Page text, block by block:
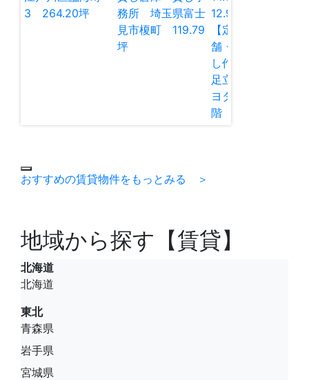
3 264.20坪
務所 埼玉県富士
見市榎町 119.79
坪
12.98
【定借】貸し店
舗・貸し倉庫・貸
し作業所 東京都
足立区谷在家2 キ
ヨタマンション1
階 12.97坪
おすすめの賃貸物件をもっとみる ＞
地域から探す【賃貸】
北海道
北海道
東北
青森県
岩手県
宮城県